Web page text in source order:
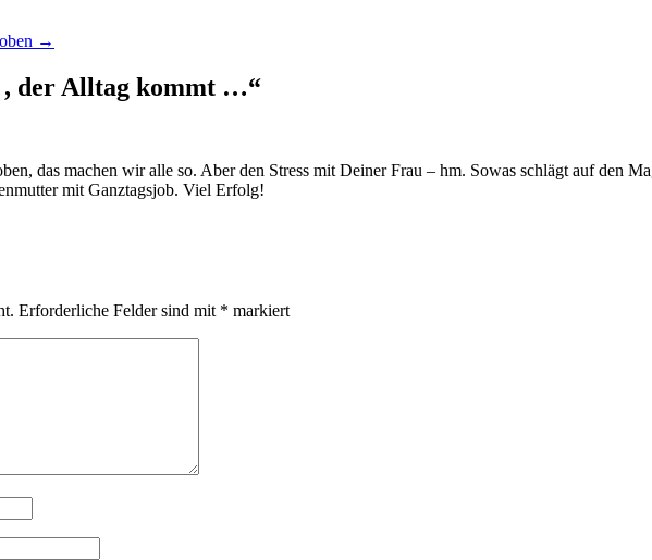
→
, der Alltag kommt …“
das machen wir alle so. Aber den Stress mit Deiner Frau – hm. Sowas schlägt auf den
mit Ganztagsjob. Viel Erfolg!
Erforderliche Felder sind mit * markiert